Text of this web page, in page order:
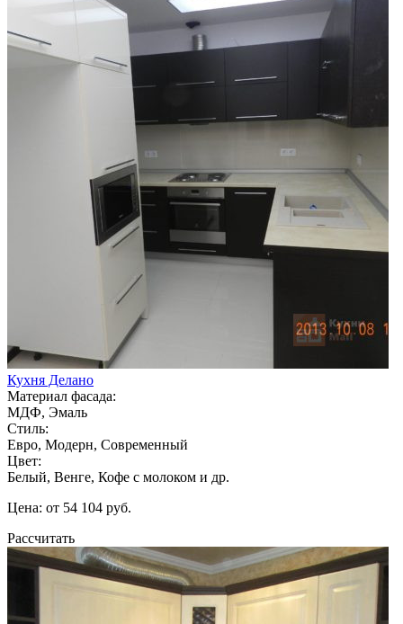
Кухня Делано
Материал фасада:
МДФ, Эмаль
Стиль:
Евро, Модерн, Современный
Цвет:
Белый, Венге, Кофе с молоком и др.
Цена: от 54 104 руб.
Рассчитать